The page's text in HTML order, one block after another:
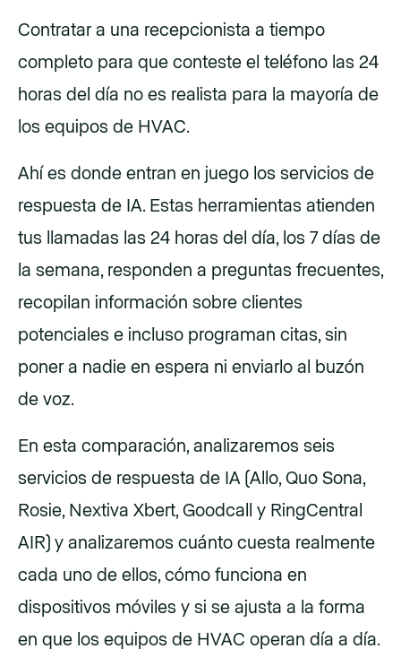
Contratar a una recepcionista a tiempo
completo para que conteste el teléfono las 24
horas del día no es realista para la mayoría de
los equipos de HVAC.
Ahí es donde entran en juego los servicios de
respuesta de IA. Estas herramientas atienden
tus llamadas las 24 horas del día, los 7 días de
la semana, responden a preguntas frecuentes,
recopilan información sobre clientes
potenciales e incluso programan citas, sin
poner a nadie en espera ni enviarlo al buzón
de voz.
En esta comparación, analizaremos seis
servicios de respuesta de IA (Allo, Quo Sona,
Rosie, Nextiva Xbert, Goodcall y RingCentral
AIR) y analizaremos cuánto cuesta realmente
cada uno de ellos, cómo funciona en
dispositivos móviles y si se ajusta a la forma
en que los equipos de HVAC operan día a día.